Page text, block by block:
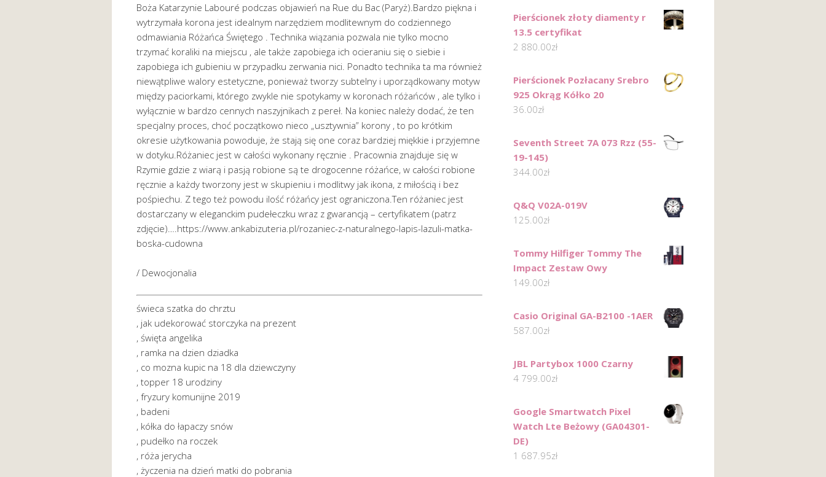
Boża Katarzynie Labouré podczas objawień na Rue du Bac (Paryż).Bardzo piękna i
wytrzymała korona jest idealnym narzędziem modlitewnym do codziennego
odmawiania Różańca Świętego . Technika wiązania pozwala nie tylko mocno
trzymać koraliki na miejscu , ale także zapobiega ich ocieraniu się o siebie i
zapobiega ich gubieniu w przypadku zerwania nici. Ponadto technika ta ma również
niewątpliwe walory estetyczne, ponieważ tworzy subtelny i uporządkowany motyw
między paciorkami, którego zwykle nie spotykamy w koronach różańców , ale tylko i
wyłącznie w bardzo cennych naszyjnikach z pereł. Na koniec należy dodać, że ten
specjalny proces, choć początkowo nieco „usztywnia” korony , to po krótkim
okresie użytkowania powoduje, że stają się one coraz bardziej miękkie i przyjemne
w dotyku.Różaniec jest w całości wykonany ręcznie . Pracownia znajduje się w
Rzymie gdzie z wiarą i pasją robione są te drogocenne różańce, w całości robione
ręcznie a każdy tworzony jest w skupieniu i modlitwy jak ikona, z miłością i bez
pośpiechu. Z tego też powodu ilość różańcy jest ograniczona.Ten różaniec jest
dostarczany w eleganckim pudełeczku wraz z gwarancją – certyfikatem (patrz
zdjęcie)….https://www.ankabizuteria.pl/rozaniec-z-naturalnego-lapis-lazuli-matka-
boska-cudowna
/ Dewocjonalia
świeca szatka do chrztu
, jak udekorować storczyka na prezent
, święta angelika
, ramka na dzien dziadka
, co mozna kupic na 18 dla dziewczyny
, topper 18 urodziny
, fryzury komunijne 2019
, badeni
, kółka do łapaczy snów
, pudełko na roczek
, róża jerycha
, życzenia na dzień matki do pobrania
Pierścionek złoty diamenty r
13.5 certyfikat
2 880.00zł
Pierścionek Pozłacany Srebro
925 Okrąg Kółko 20
36.00zł
Seventh Street 7A 073 Rzz (55-
19-145)
344.00zł
Q&Q V02A-019V
125.00zł
Tommy Hilfiger Tommy The
Impact Zestaw Owy
149.00zł
Casio Original GA-B2100 -1AER
587.00zł
JBL Partybox 1000 Czarny
4 799.00zł
Google Smartwatch Pixel
Watch Lte Beżowy (GA04301-
DE)
1 687.95zł